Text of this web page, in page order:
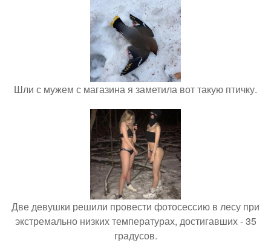
Шли с мужем с магазина я заметила вот такую птичку.
Две девушки решили провести фотосессию в лесу при
экстремально низких температурах, достигавших - 35
градусов.